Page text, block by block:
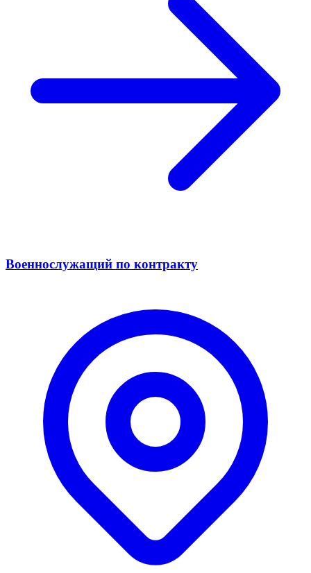
Военнослужащий по контракту